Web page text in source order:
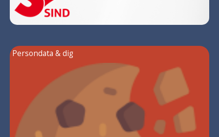
Persondata & dig